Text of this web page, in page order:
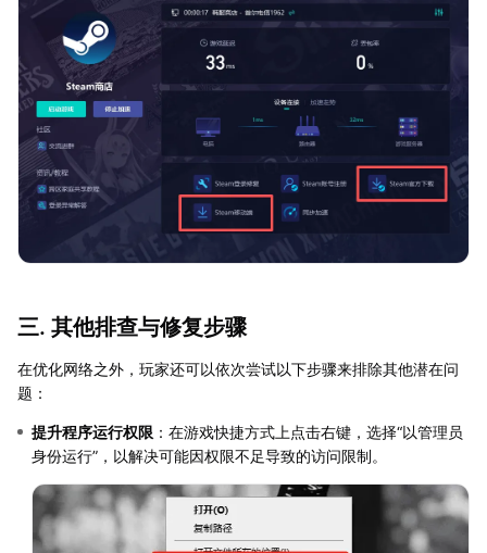
三. 其他排查与修复步骤
在优化网络之外，玩家还可以依次尝试以下步骤来排除其他潜在问
题：
提升程序运行权限 ：在游戏快捷方式上点击右键，选择“以管理员
身份运行”，以解决可能因权限不足导致的访问限制。